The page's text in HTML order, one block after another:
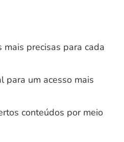
precisas para cada
para um acesso mais
conteúdos por meio